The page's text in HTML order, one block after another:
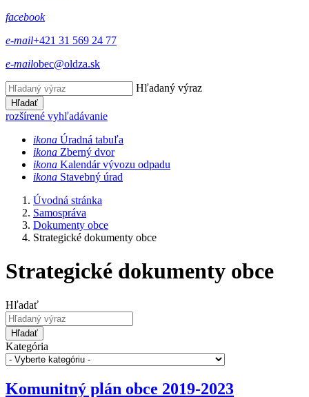
facebook
e-mail+421 31 569 24 77
e-mailobec@oldza.sk
Hľadaný výraz
Hľadať
rozšírené vyhľadávanie
ikona Úradná tabuľa
ikona Zberný dvor
ikona Kalendár vývozu odpadu
ikona Stavebný úrad
Úvodná stránka
Samospráva
Dokumenty obce
Strategické dokumenty obce
Strategické dokumenty obce
Hľadať
Hľadať
Kategória
Komunitný plán obce 2019-2023